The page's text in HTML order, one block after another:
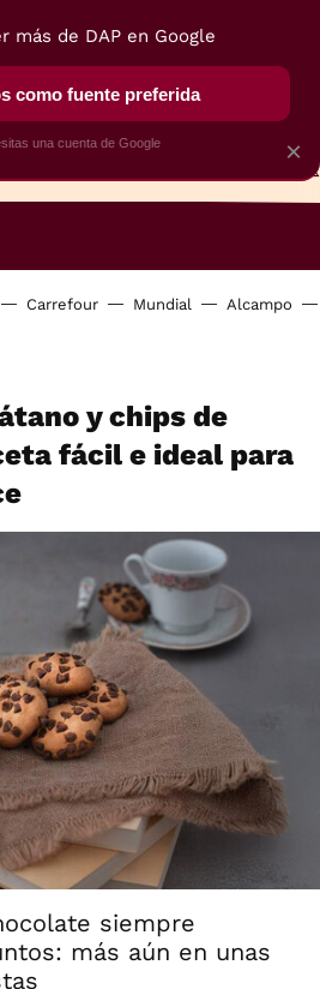
Carrefour Mundial Alcampo
y chips de
fácil e ideal para
siempre
más aún en unas
×
más de DAP en Google
como fuente preferida
una cuenta de Google